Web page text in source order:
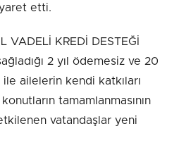
etti.
VADELİ KREDİ DESTEĞİ
2 yıl ödemesiz ve 20
ailelerin kendi katkıları
tamamlanmasının
vatandaşlar yeni